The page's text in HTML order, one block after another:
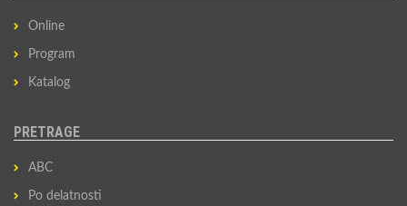
Online
Program
Katalog
PRETRAGE
ABC
Po delatnosti